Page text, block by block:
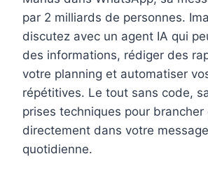
par 2 milliards de personnes.
discutez avec un agent IA qui
des informations, rédiger des
votre planning et automatiser
répétitives. Le tout sans code,
prises techniques pour brancher
directement dans votre
quotidienne.